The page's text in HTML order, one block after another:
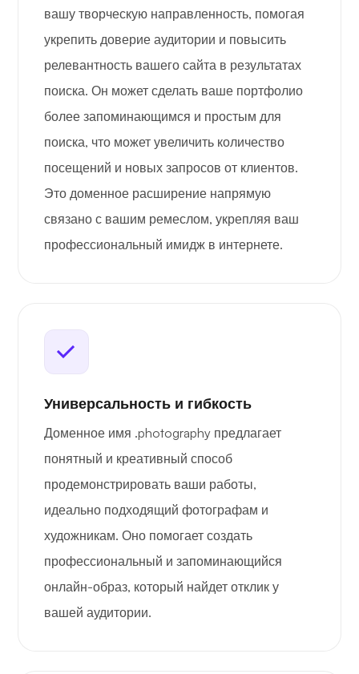
вашу творческую направленность, помогая
укрепить доверие аудитории и повысить
релевантность вашего сайта в результатах
поиска. Он может сделать ваше портфолио
более запоминающимся и простым для
поиска, что может увеличить количество
посещений и новых запросов от клиентов.
Это доменное расширение напрямую
связано с вашим ремеслом, укрепляя ваш
профессиональный имидж в интернете.
Универсальность и гибкость
Доменное имя .photography предлагает
понятный и креативный способ
продемонстрировать ваши работы,
идеально подходящий фотографам и
художникам. Оно помогает создать
профессиональный и запоминающийся
онлайн-образ, который найдет отклик у
вашей аудитории.